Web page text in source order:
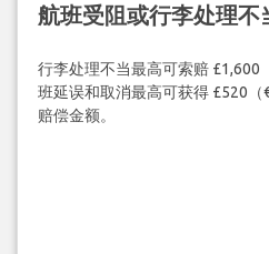
航班受阻或行李处理不
行李处理不当最高可索赔 £1,600
班延误和取消最高可获得 £520
赔偿金额。